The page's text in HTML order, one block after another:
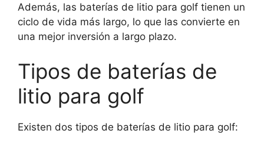
Además, las baterías de litio para golf tienen un
ciclo de vida más largo, lo que las convierte en
una mejor inversión a largo plazo.
Tipos de baterías de
litio para golf
Existen dos tipos de baterías de litio para golf: